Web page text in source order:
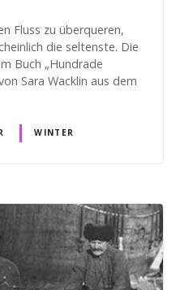
Fluss zu überqueren,
die seltenste. Die
Buch „Hundrade
Sara Wacklin aus dem
WINTER